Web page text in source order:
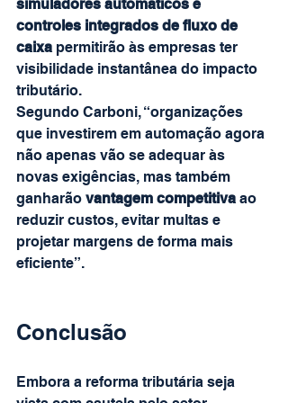
simuladores automáticos e
controles integrados de fluxo de
caixa permitirão às empresas ter
visibilidade instantânea do impacto
tributário.
Segundo Carboni, “organizações
que investirem em automação agora
não apenas vão se adequar às
novas exigências, mas também
ganharão vantagem competitiva ao
reduzir custos, evitar multas e
projetar margens de forma mais
eficiente”.
Conclusão
Embora a reforma tributária seja